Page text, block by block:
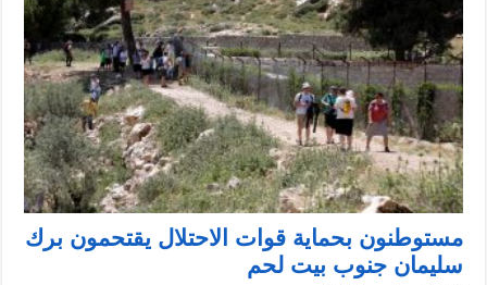
مستوطنون بحماية قوات الاحتلال يقتحمون برك
سليمان جنوب بيت لحم